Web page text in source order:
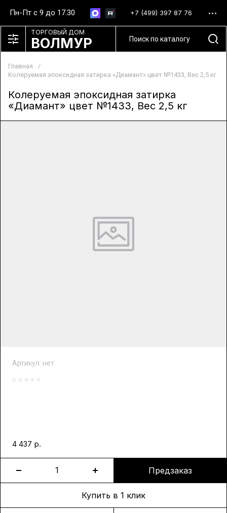
Пн-Пт с 9 до 17.30 +7 (499) 397 87 76
ТОРГОВЫЙ ДОМ
ВОЛМУР
Главная
/
Колеруемая эпоксидная затирка «Диамант» цвет №1433, Вес 2,5 кг
Колеруемая эпоксидная затирка
«Диамант» цвет №1433, Вес 2,5 кг
Артикул: нет
4 437 р.
Предзаказ
Купить в 1 клик